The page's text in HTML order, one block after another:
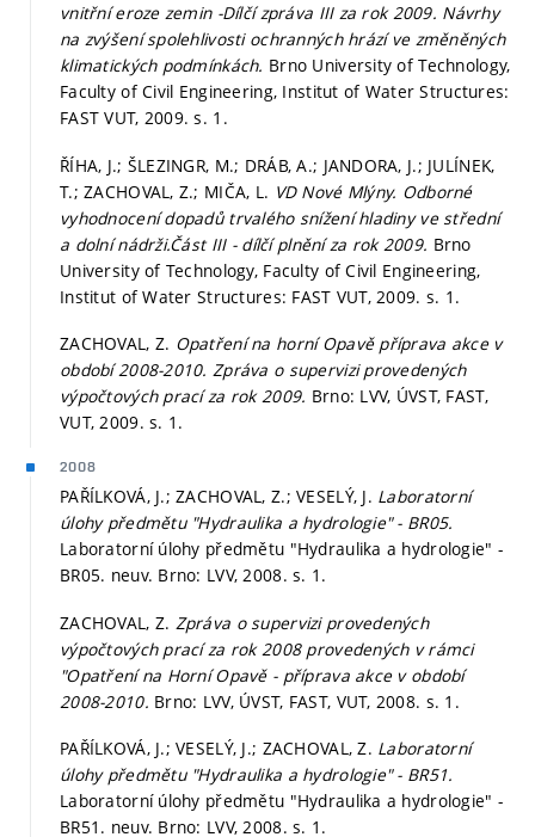
vnitřní eroze zemin -Dílčí zpráva III za rok 2009. Návrhy
na zvýšení spolehlivosti ochranných hrází ve změněných
klimatických podmínkách. Brno University of Technology,
Faculty of Civil Engineering, Institut of Water Structures:
FAST VUT, 2009.s. 1.
ŘÍHA, J.; ŠLEZINGR, M.; DRÁB, A.; JANDORA, J.; JULÍNEK,
T.; ZACHOVAL, Z.; MIČA, L. VD Nové Mlýny. Odborné
vyhodnocení dopadů trvalého snížení hladiny ve střední
a dolní nádrži.Část III - dílčí plnění za rok 2009. Brno
University of Technology, Faculty of Civil Engineering,
Institut of Water Structures: FAST VUT, 2009. s. 1.
ZACHOVAL, Z. Opatření na horní Opavě příprava akce v
období 2008-2010. Zpráva o supervizi provedených
výpočtových prací za rok 2009. Brno: LVV, ÚVST, FAST,
VUT, 2009.s. 1.
2008
PAŘÍLKOVÁ, J.; ZACHOVAL, Z.; VESELÝ, J. Laboratorní
úlohy předmětu "Hydraulika a hydrologie" - BR05.
Laboratorní úlohy předmětu "Hydraulika a hydrologie" -
BR05. neuv. Brno: LVV, 2008.s. 1.
ZACHOVAL, Z. Zpráva o supervizi provedených
výpočtových prací za rok 2008 provedených v rámci
"Opatření na Horní Opavě - příprava akce v období
2008-2010. Brno: LVV, ÚVST, FAST, VUT, 2008. s. 1.
PAŘÍLKOVÁ, J.; VESELÝ, J.; ZACHOVAL, Z. Laboratorní
úlohy předmětu "Hydraulika a hydrologie" - BR51.
Laboratorní úlohy předmětu "Hydraulika a hydrologie" -
BR51. neuv. Brno: LVV, 2008.s. 1.